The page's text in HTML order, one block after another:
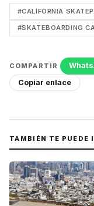
#CALIFORNIA
#SKATEBOARDING
COMPARTIR
Copiar enlace
TAMBIÉN TE PUEDE